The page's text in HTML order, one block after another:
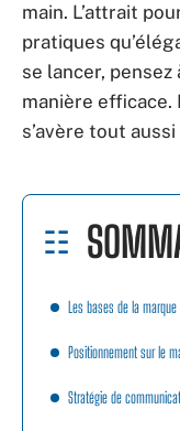
main. L’attrait
pratiques
se lancer,
manière
s’avère tout
Les bases de la
Positionnement sur le
Stratégie de